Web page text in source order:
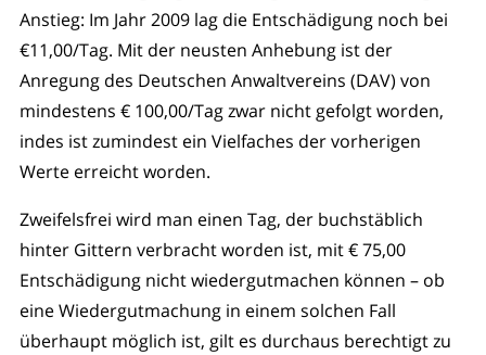
Anstieg: Im Jahr 2009 lag die Entschädigung noch bei
€11,00/Tag. Mit der neusten Anhebung ist der
Anregung des Deutschen Anwaltvereins (DAV) von
mindestens € 100,00/Tag zwar nicht gefolgt worden,
indes ist zumindest ein Vielfaches der vorherigen
Werte erreicht worden.
Zweifelsfrei wird man einen Tag, der buchstäblich
hinter Gittern verbracht worden ist, mit € 75,00
Entschädigung nicht wiedergutmachen können – ob
eine Wiedergutmachung in einem solchen Fall
überhaupt möglich ist, gilt es durchaus berechtigt zu